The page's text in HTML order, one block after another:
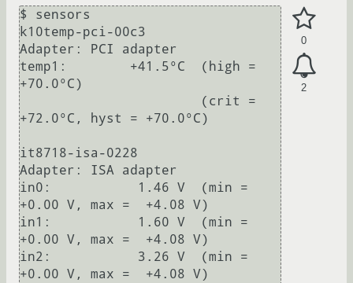
0
2
$ sensors
k10temp-pci-00c3
Adapter: PCI adapter
temp1:        +41.5°C  (high =
+70.0°C)
+72.0°C, hyst = +70.0°C)
it8718-isa-0228
Adapter: ISA adapter
in0:           1.46 V  (min =
+0.00 V, max =  +4.08 V)
in1:           1.60 V  (min =
+0.00 V, max =  +4.08 V)
in2:           3.26 V  (min =
+0.00 V, max =  +4.08 V)